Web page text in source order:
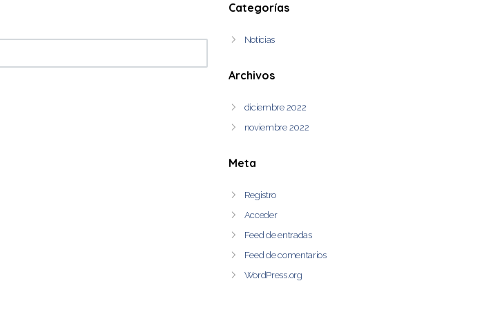
Categorías
Noticias
Archivos
diciembre 2022
noviembre 2022
Meta
Registro
Acceder
Feed de entradas
Feed de comentarios
WordPress.org